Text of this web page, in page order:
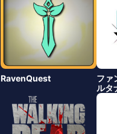
RavenQuest
ファ
ルタ
ショ